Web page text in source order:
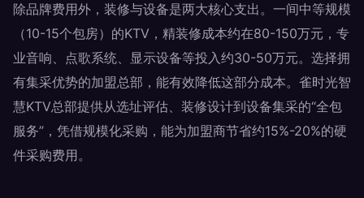
除品牌费用外，装修与设备是两大核心支出。一间中等规模
（10-15个包房）的KTV，精装修成本约在80-150万元，专
业音响、点歌系统、显示设备等投入约30-50万元。选择拥
有集采优势的加盟总部，能有效降低这部分成本。雀时光智
慧KTV总部提供从选址评估、装修设计到设备集采的“全包
服务”，凭借规模化采购，能为加盟商节省约15%-20%的硬
件采购费用。